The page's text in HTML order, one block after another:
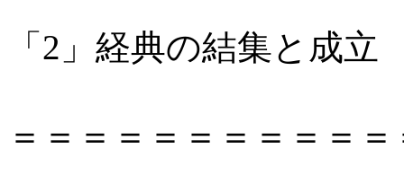
「2」経典の結集と成立
＝＝＝＝＝＝＝＝＝＝